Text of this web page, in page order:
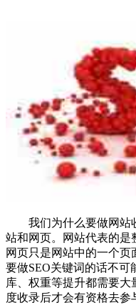
我们为什么要做网站
站和网页。网站代表的是
网页只是网站中的一个
要做SEO关键词的话不可
库、权重等提升都需要
度收录后才会有资格去